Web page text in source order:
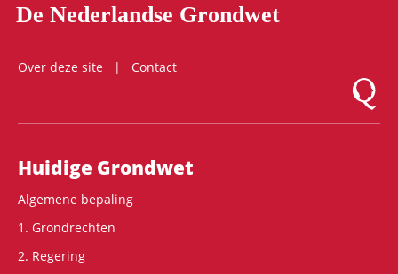
De Nederlandse Grondwet
Over deze site
Contact
Logo
Hoofdnavigatie
Huidige Grondwet
Algemene bepaling
1. Grondrechten
2. Regering